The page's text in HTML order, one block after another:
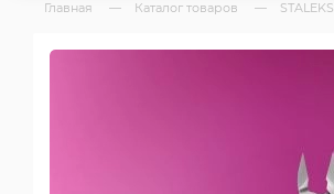
Главная — Каталог товаров — STALEKS